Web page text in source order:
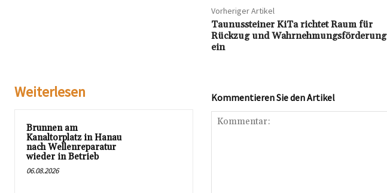
Vorheriger Artikel
Taunussteiner KiTa richtet Raum für
Rückzug und Wahrnehmungsförderung
ein
Weiterlesen
Brunnen am
Kanaltorplatz in Hanau
nach Wellenreparatur
wieder in Betrieb
06.08.2026
Kommentieren Sie den Artikel